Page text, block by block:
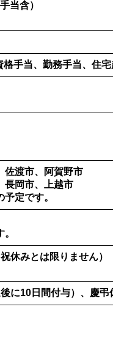
当含）
手当、勤務手当、住
佐渡市、阿賀野市
岡市、上越市
の予定です。
休みとは限りません）
に10日間付与）、慶弔